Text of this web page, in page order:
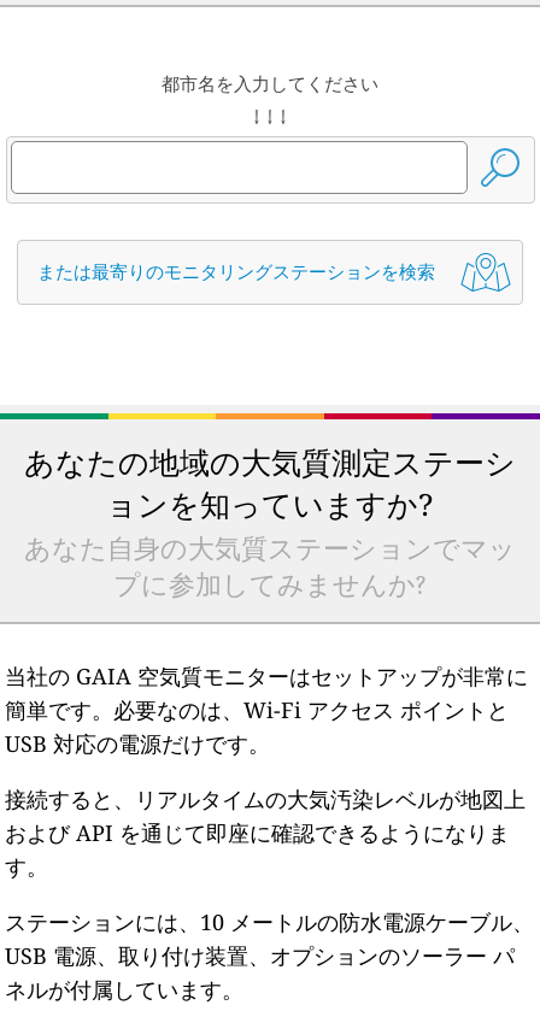
都市名を入力してください
↓ ↓ ↓
または最寄りのモニタリングステーションを検索
あなたの地域の大気質測定ステーシ
ョンを知っていますか?
あなた自身の大気質ステーションでマッ
プに参加してみませんか?
当社の GAIA 空気質モニターはセットアップが非常に
簡単です。必要なのは、Wi-Fi アクセス ポイントと
USB 対応の電源だけです。
接続すると、リアルタイムの大気汚染レベルが地図上
および API を通じて即座に確認できるようになりま
す。
ステーションには、10 メートルの防水電源ケーブル、
USB 電源、取り付け装置、オプションのソーラー パ
ネルが付属しています。